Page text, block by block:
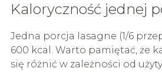
Kaloryczność jednej
Jedna porcja lasagne (1/6
600 kcal. Warto pamiętać, że
się różnić w zależności od